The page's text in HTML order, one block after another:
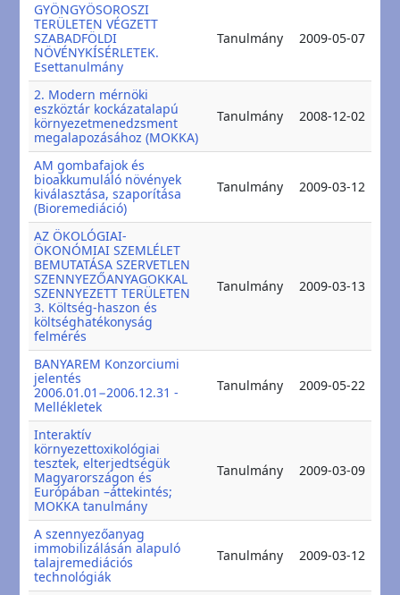
GYÖNGYÖSOROSZI
TERÜLETEN VÉGZETT
SZABADFÖLDI
NÖVÉNYKÍSÉRLETEK.
Esettanulmány
Tanulmány 2009-05-07
2. Modern mérnöki
eszköztár kockázatalapú
környezetmenedzsment
megalapozásához (MOKKA)
Tanulmány 2008-12-02
AM gombafajok és
bioakkumuláló növények
kiválasztása, szaporítása
(Bioremediáció)
Tanulmány 2009-03-12
AZ ÖKOLÓGIAI-
ÖKONÓMIAI SZEMLÉLET
BEMUTATÁSA SZERVETLEN
SZENNYEZŐANYAGOKKAL
SZENNYEZETT TERÜLETEN
3. Költség-haszon és
költséghatékonyság
felmérés
Tanulmány 2009-03-13
BANYAREM Konzorciumi
jelentés
2006.01.01−2006.12.31 -
Mellékletek
Tanulmány 2009-05-22
Interaktív
környezettoxikológiai
tesztek, elterjedtségük
Magyarországon és
Európában –áttekintés;
MOKKA tanulmány
Tanulmány 2009-03-09
A szennyezőanyag
immobilizálásán alapuló
talajremediációs
technológiák
Tanulmány 2009-03-12